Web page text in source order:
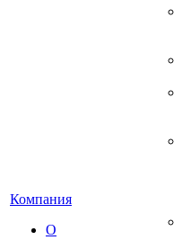
Компания
О